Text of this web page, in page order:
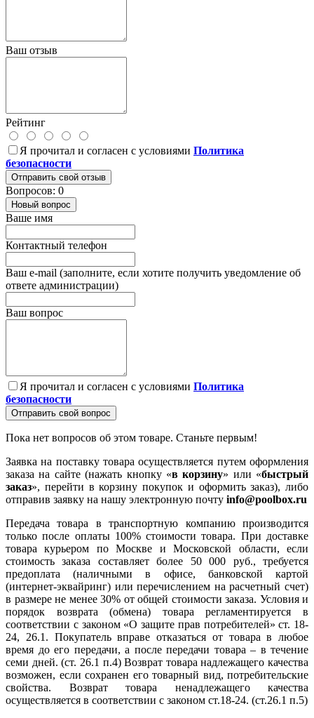
Ваш отзыв
Рейтинг
Я прочитал и согласен с условиями Политика
безопасности
Отправить свой отзыв
Вопросов: 0
Новый вопрос
Ваше имя
Контактный телефон
Ваш e-mail (заполните, если хотите получить уведомление об
ответе администрации)
Ваш вопрос
Я прочитал и согласен с условиями Политика
безопасности
Отправить свой вопрос
Пока нет вопросов об этом товаре. Станьте первым!
Заявка на поставку товара осуществляется путем оформления
заказа на сайте (нажать кнопку «в корзину» или «быстрый
заказ», перейти в корзину покупок и оформить заказ), либо
отправив заявку на нашу электронную почту info@poolbox.ru
Передача товара в транспортную компанию производится
только после оплаты 100% стоимости товара. При доставке
товара курьером по Москве и Московской области, если
стоимость заказа составляет более 50 000 руб., требуется
предоплата (наличными в офисе, банковской картой
(интернет-эквайринг) или перечислением на расчетный счет)
в размере не менее 30% от общей стоимости заказа. Условия и
порядок возврата (обмена) товара регламентируется в
соответствии с законом «О защите прав потребителей» ст. 18-
24, 26.1. Покупатель вправе отказаться от товара в любое
время до его передачи, а после передачи товара – в течение
семи дней. (ст. 26.1 п.4) Возврат товара надлежащего качества
возможен, если сохранен его товарный вид, потребительские
свойства. Возврат товара ненадлежащего качества
осуществляется в соответствии с законом ст.18-24. (ст.26.1 п.5)